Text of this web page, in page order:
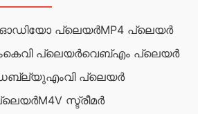
പ്ലെയർMP4 പ്ലെയർ
പ്ലെയർവെബ്‌എം പ്ലെയർ
പ്ലെയർ
M4V സ്ട്രീമര്‍